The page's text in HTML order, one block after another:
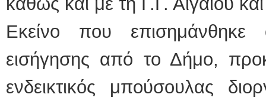
Εκείνο που
εισήγησης από το Δήμο,
ενδεικτικός μπούσουλας